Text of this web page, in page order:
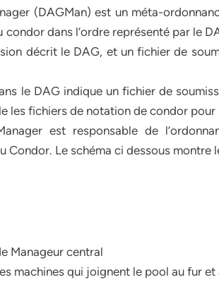
(DAGMan) est un méta-
condor dans l’ordre représenté par le
décrit le DAG, et un fichier de
le DAG indique un fichier de
les fichiers de notation de condor pour
est responsable de
Condor. Le schéma ci dessous
Manageur central
machines qui joignent le pool au fur et